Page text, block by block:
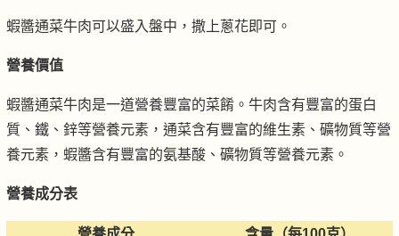
蝦醬通菜牛肉可以盛入盤中，撒上蔥花即可。
營養價值
蝦醬通菜牛肉是一道營養豐富的菜餚。牛肉含有豐富的蛋白
質、鐵、鋅等營養元素，通菜含有豐富的維生素、礦物質等營
養元素，蝦醬含有豐富的氨基酸、礦物質等營養元素。
營養成分表